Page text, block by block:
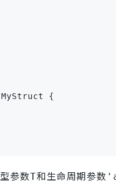
{
参数T和生命周期参数